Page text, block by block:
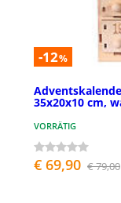
-12%
35x20x10 cm,
VORRÄTIG
€ 69,90 € 79,00